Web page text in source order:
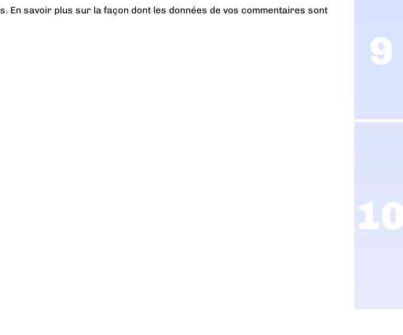
En savoir plus sur la façon dont les données de vos commentaires sont